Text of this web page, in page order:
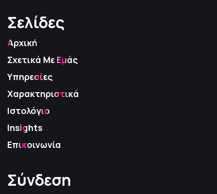
Σελίδες
Σελίδες
Σελίδες
Αρχική
Σχετικά Με Εμάς
Υπηρεσίες
Χαρακτηριστικά
Ιστολόγιο
Insights
Επικοινωνία
Σύνδεση
Σύνδεση
Σύνδεση